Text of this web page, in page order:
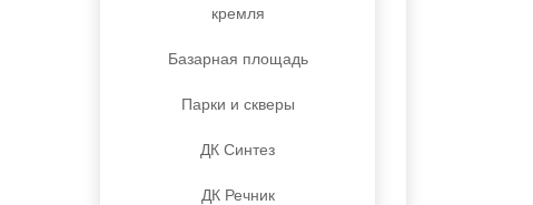
кремля
Базарная площадь
Парки и скверы
ДК Синтез
ДК Речник